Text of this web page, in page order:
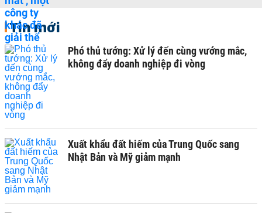
Tin mới
Phó thủ tướng: Xử lý đến cùng vướng mắc,
không đẩy doanh nghiệp đi vòng
Xuất khẩu đất hiếm của Trung Quốc sang
Nhật Bản và Mỹ giảm mạnh